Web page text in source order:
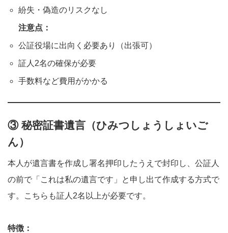
紛失・偽造のリスクなし
注意点：
公証役場に出向く必要あり（出張可）
証人2名の確保が必要
手数料など費用がかかる
③ 秘密証書遺言（ひみつしょうしょいご
ん）
本人が遺言書を作成し署名押印したうえで封印し、公証人
の前で「これは私の遺言です」と申し出て作成する方式で
す。こちらも証人2名以上が必要です。
特徴：